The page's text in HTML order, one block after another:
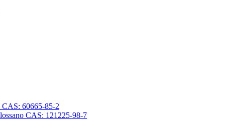
CAS: 60665-85-2
CAS: 121225-98-7